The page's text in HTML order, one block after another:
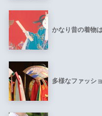
かなり昔の着物
多様なファッシ